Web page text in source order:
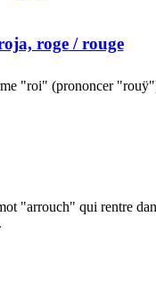
roge/ rouge
"roi" (prononcer
"arrouch" qui rentre